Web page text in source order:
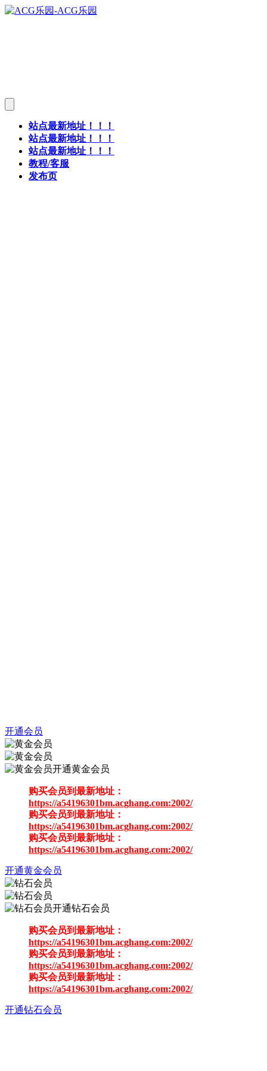
站点最新地址！！！
站点最新地址！！！
站点最新地址！！！
教程/客服
发布页
开通会员
开通黄金会员
购买会员到最新地址：
https://a54196301bm.acghang.com:2002/
购买会员到最新地址：
https://a54196301bm.acghang.com:2002/
购买会员到最新地址：
https://a54196301bm.acghang.com:2002/
开通黄金会员
开通钻石会员
购买会员到最新地址：
https://a54196301bm.acghang.com:2002/
购买会员到最新地址：
https://a54196301bm.acghang.com:2002/
购买会员到最新地址：
https://a54196301bm.acghang.com:2002/
开通钻石会员